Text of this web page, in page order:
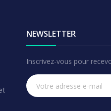
NEWSLETTER
Inscrivez-vous pour